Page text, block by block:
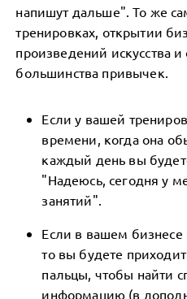
напишут дальше". То же
тренировках, открытии
произведений искусства
большинства привычек.
Если у вашей
времени, когда она
каждый день вы
"Надеюсь, сегодня у
занятий".
Если в вашем бизнесе
то вы будете
пальцы, чтобы найти
информацию (в